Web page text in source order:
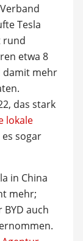
Tesla
rund
etwa 8
damit mehr
das stark
lokale
sogar
in China
mehr;
auch